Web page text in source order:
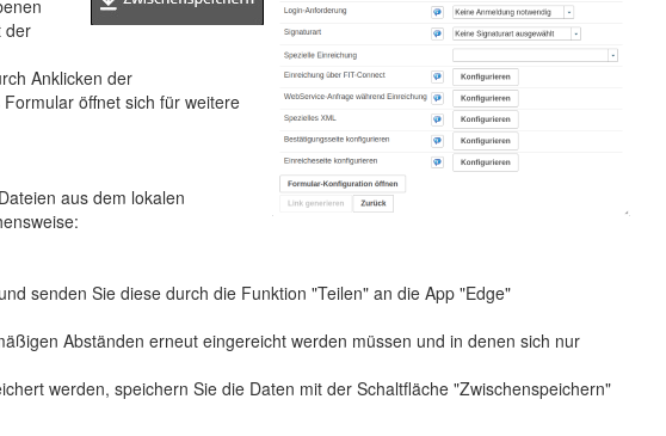
der
Anklicken der
öffnet sich für weitere
aus dem lokalen
senden Sie diese durch die Funktion "Teilen" an die App "Edge"
Abständen erneut eingereicht werden müssen und in denen sich nur
werden, speichern Sie die Daten mit der Schaltfläche "Zwischenspeichern"